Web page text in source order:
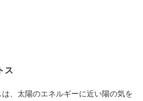
ス
、太陽のエネルギーに近い陽の気を